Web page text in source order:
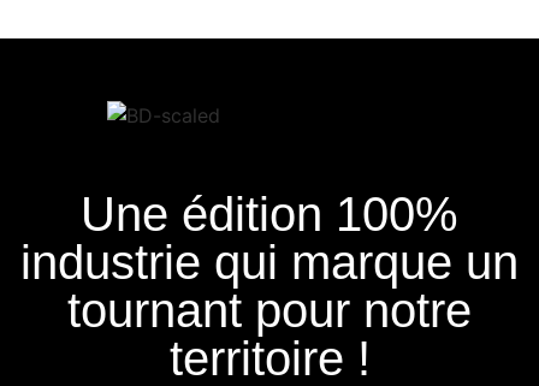
Une édition 100%
industrie qui marque un
tournant pour notre
territoire !